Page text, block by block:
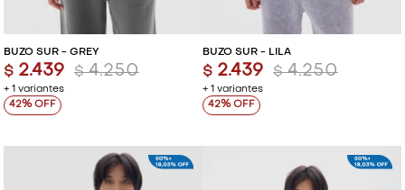
BUZO SUR - GREY
+ 1 variantes
$ 2.439 $ 4.250
42
BUZO SUR - LILA
+ 1 variantes
$ 2.439 $ 4.250
42